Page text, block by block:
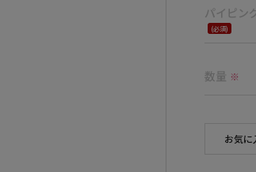
パイピン
お気に
数量 ※